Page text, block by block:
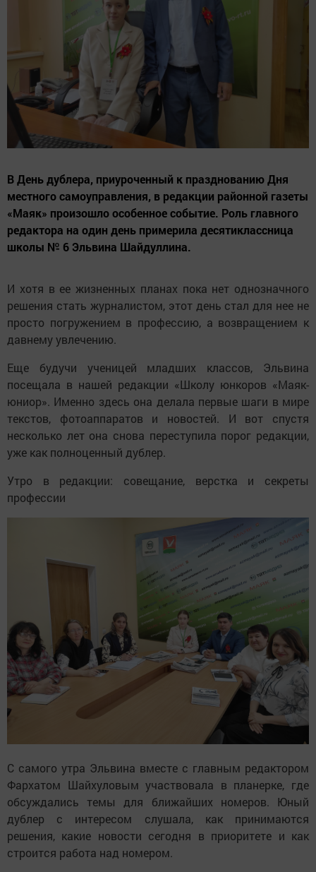
В День дублера, приуроченный к празднованию Дня
местного самоуправления, в редакции районной газеты
«Маяк» произошло особенное событие. Роль главного
редактора на один день примерила десятиклассница
школы № 6 Эльвина Шайдуллина.
И хотя в ее жизненных планах пока нет однозначного
решения стать журналистом, этот день стал для нее не
просто погружением в профессию, а возвращением к
давнему увлечению.
Еще будучи ученицей младших классов, Эльвина
посещала в нашей редакции «Школу юнкоров «Маяк-
юниор». Именно здесь она делала первые шаги в мире
текстов, фотоаппаратов и новостей. И вот спустя
несколько лет она снова переступила порог редакции,
уже как полноценный дублер.
Утро в редакции: совещание, верстка и секреты
профессии
С самого утра Эльвина вместе с главным редактором
Фархатом Шайхуловым участвовала в планерке, где
обсуждались темы для ближайших номеров. Юный
дублер с интересом слушала, как принимаются
решения, какие новости сегодня в приоритете и как
строится работа над номером.